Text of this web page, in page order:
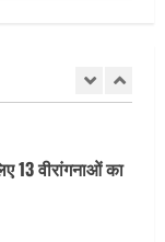
13 वीरांगनाओं का
कॉन्टेस्ट ‘मिस